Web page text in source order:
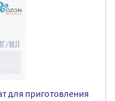
для приготовления